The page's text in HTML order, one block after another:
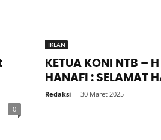
0
IKLAN
KETUA KONI NTB – H
HANAFI : SELAMAT
Redaksi - 30 Maret 2025